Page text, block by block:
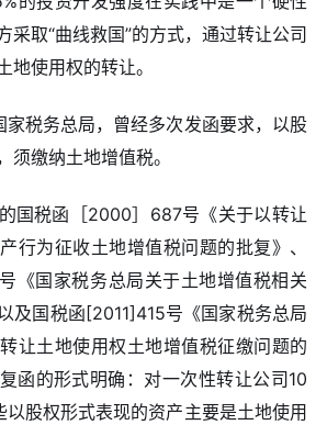
采取“曲线救国”的方式，通过转让公司
地使用权的转让。
家税务总局，曾经多次发函要求，以股
须缴纳土地增值税。
国税函［2000］687号《关于以转让
行为征收土地增值税问题的批复》、
《国家税务总局关于土地增值税相关
及国税函[2011]415号《国家税务总局
让土地使用权土地增值税征缴问题的
函的形式明确：对一次性转让公司10
股权形式表现的资产主要是土地使用